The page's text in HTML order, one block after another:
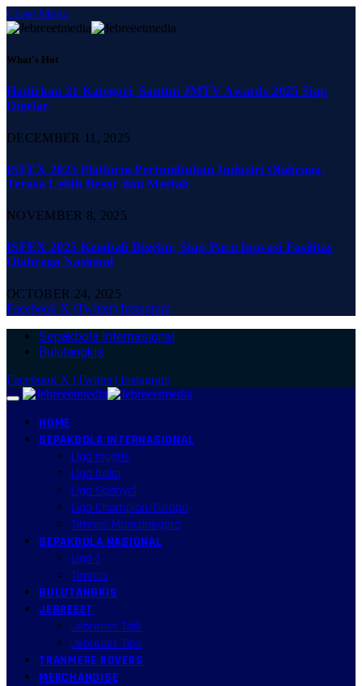
Close Menu
What's Hot
Hadirkan 21 Kategori, Santini JMTV Awards 2025 Siap
Digelar
DECEMBER 11, 2025
ISFEX 2025 Platform Pertumbuhan Industri Olahraga,
Terasa Lebih Besar dan Meriah
NOVEMBER 8, 2025
ISFEX 2025 Kembali Digelar, Siap Pacu Inovasi Fasilitas
Olahraga Nasional
OCTOBER 24, 2025
Facebook X (Twitter) Instagram
Sepakbola Internasional
Bulutangkis
Facebook X (Twitter) Instagram
HOME
SEPAKBOLA INTERNASIONAL
Liga Inggris
Liga Italia
Liga Spanyol
Liga Champion/Europa
Timnas Mancanegara
SEPAKBOLA NASIONAL
Liga 1
Timnas
BULUTANGKIS
JEBREEET
Jebreeet Talk
Jebreeet Tips
TRANMERE ROVERS
MERCHANDISE